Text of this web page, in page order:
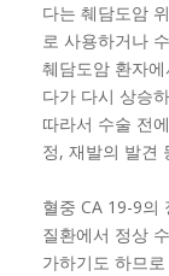
다는 췌담도암
로 사용하거나
췌담도암 환자
다가 다시 상승
따라서 수술 전
정, 재발의 발견
혈중 CA 19-9의
질환에서 정상
가하기도 하므